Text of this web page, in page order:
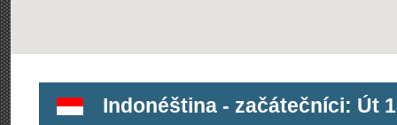
Indonéština - začátečníci: Út